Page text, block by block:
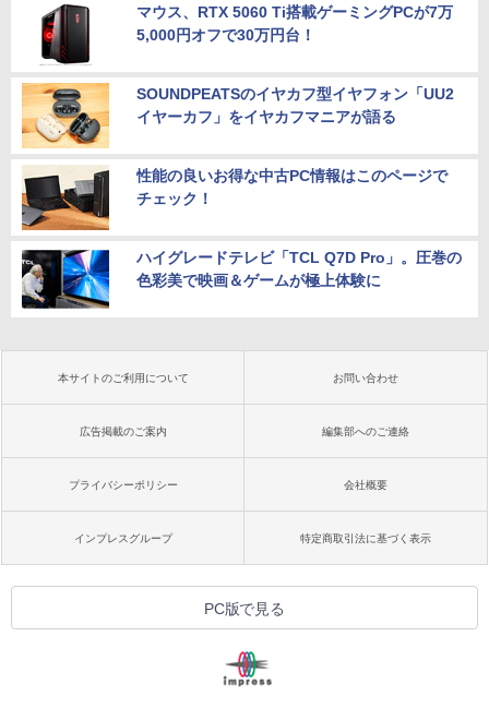
マウス、RTX 5060 Ti搭載ゲーミングPCが7万
5,000円オフで30万円台！
SOUNDPEATSのイヤカフ型イヤフォン「UU2
イヤーカフ」をイヤカフマニアが語る
性能の良いお得な中古PC情報はこのページで
チェック！
ハイグレードテレビ「TCL Q7D Pro」。圧巻の
色彩美で映画＆ゲームが極上体験に
本サイトのご利用について お問い合わせ
広告掲載のご案内 編集部へのご連絡
プライバシーポリシー 会社概要
インプレスグループ 特定商取引法に基づく表示
PC版で見る